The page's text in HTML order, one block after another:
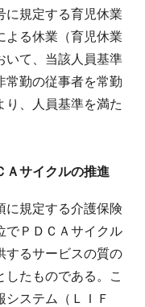
に規定する育児休業
よる休業（育児休業
いて、当該人員基準
常勤の従事者を常勤
り、人員基準を満た
Ａサイクルの推進
規定する介護保険
でＰＤＣＡサイクル
するサービスの質の
したものである。こ
ステム（ＬＩＦ